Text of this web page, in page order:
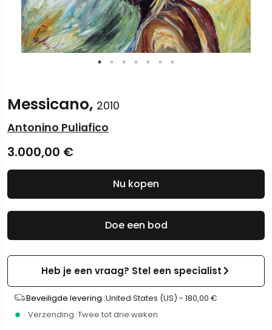
Messicano, 2010
Antonino Puliafico
3.000,00 €
Doe een bod
Heb je een vraag? Stel een specialist
Beveiligde levering :United States (US) - 180,00 €
Verzending :Twee tot drie weken
Nu kopen